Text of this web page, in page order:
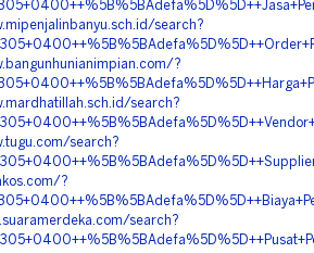
search?
?
search?
search?
?
search?